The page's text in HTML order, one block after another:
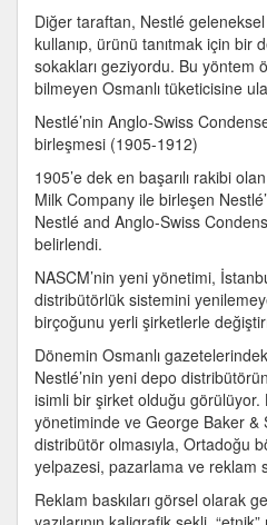
Diğer taraftan, Nestlé
kullanıp, ürünü tanıtmak için bir
sokakları geziyordu. Bu yöntem
bilmeyen Osmanlı tüketicisine
Nestlé’nin Anglo-Swiss
birleşmesi (1905-1912)
1905’e dek en başarılı rakibi
Milk Company ile birleşen
Nestlé and Anglo-Swiss
belirlendi.
NASCM’nin yeni yönetimi,
distribütörlük sistemini
birçoğunu yerli şirketlerle
Dönemin Osmanlı
Nestlé’nin yeni depo
isimli bir şirket olduğu
yönetiminde ve George Baker &
distribütör olmasıyla, Ortadoğu
yelpazesi, pazarlama ve reklam
Reklam baskıları görsel olarak